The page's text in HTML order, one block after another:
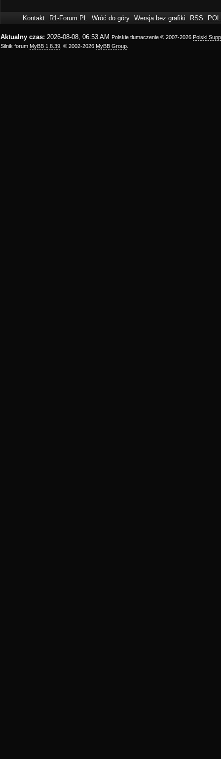
Kontakt R1-Forum.PL Wróć do góry Wersja bez grafiki RSS
Aktualny czas: 2026-08-08, 06:53 AM Polskie tłumaczenie © 2007-2026 Polski
Silnik forum MyBB 1.8.39 , © 2002-2026 MyBB Group